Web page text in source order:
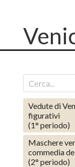
Vedute di
figurativi
(1° periodo)
Maschere
commedia
(2° periodo)